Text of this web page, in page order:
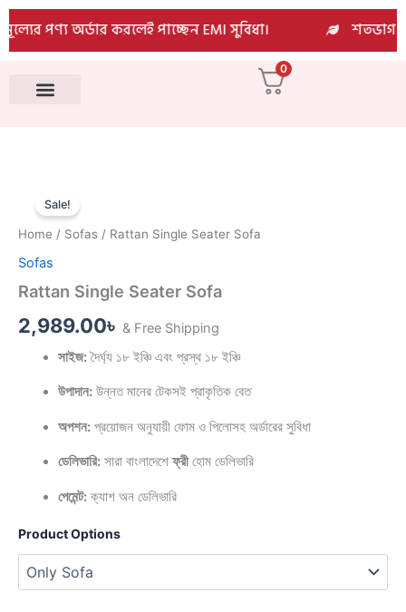
Skip
to
content
পণ্য অর্ডার করলেই পাচ্ছেন EMI সুবিধা। শতভাগ
0
Sale!
Home / Sofas / Rattan Single Seater Sofa
Sofas
Rattan Single Seater Sofa
2,989.00৳ & Free Shipping
সাইজ:দৈর্ঘ্য ১৮ ইঞ্চি এবং প্রস্থ ১৮ ইঞ্চি
উপাদান:উন্নত মানের টেকসই প্রাকৃতিক বেত
অপশন:প্রয়োজন অনুযায়ী ফোম ও পিলোসহ অর্ডারের সুবিধা
ডেলিভারি:সারা বাংলাদেশেফ্রীহোম ডেলিভারি
পেমেন্ট:ক্যাশ অন ডেলিভারি
Product Options
Single
Seater
Sofa
quantity